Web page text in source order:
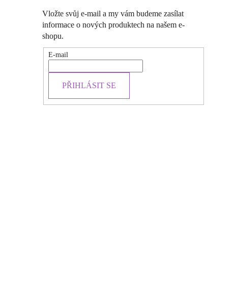
Vložte svůj e-mail a my vám budeme zasílat
informace o nových produktech na našem e-
shopu.
E-mail
PŘIHLÁSIT SE